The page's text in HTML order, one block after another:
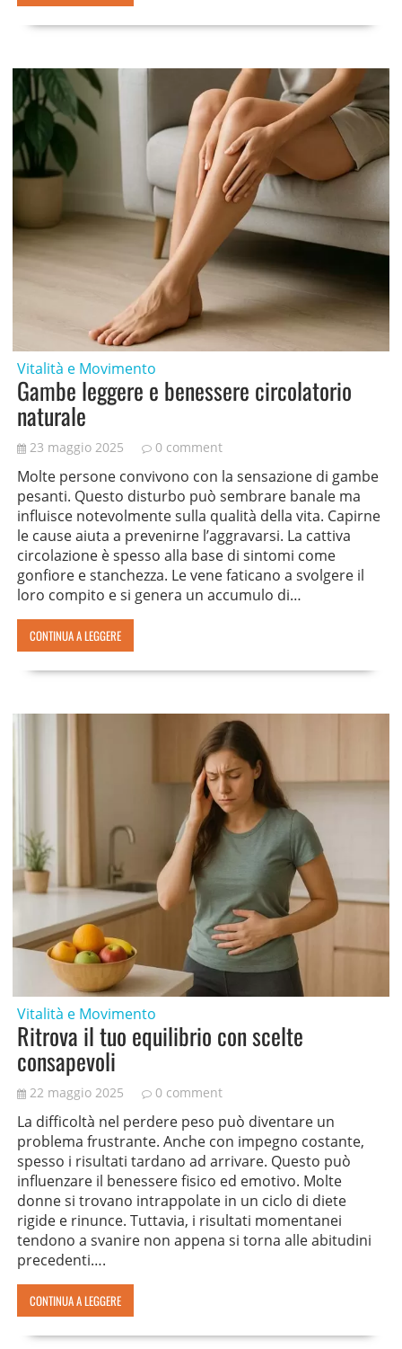
Vitalità e Movimento
Gambe leggere e benessere circolatorio
naturale
23 maggio 2025 0 comment
Molte persone convivono con la sensazione di gambe
pesanti. Questo disturbo può sembrare banale ma
influisce notevolmente sulla qualità della vita. Capirne
le cause aiuta a prevenirne l’aggravarsi. La cattiva
circolazione è spesso alla base di sintomi come
gonfiore e stanchezza. Le vene faticano a svolgere il
loro compito e si genera un accumulo di…
CONTINUA A LEGGERE
Vitalità e Movimento
Ritrova il tuo equilibrio con scelte
consapevoli
22 maggio 2025 0 comment
La difficoltà nel perdere peso può diventare un
problema frustrante. Anche con impegno costante,
spesso i risultati tardano ad arrivare. Questo può
influenzare il benessere fisico ed emotivo. Molte
donne si trovano intrappolate in un ciclo di diete
rigide e rinunce. Tuttavia, i risultati momentanei
tendono a svanire non appena si torna alle abitudini
precedenti….
CONTINUA A LEGGERE